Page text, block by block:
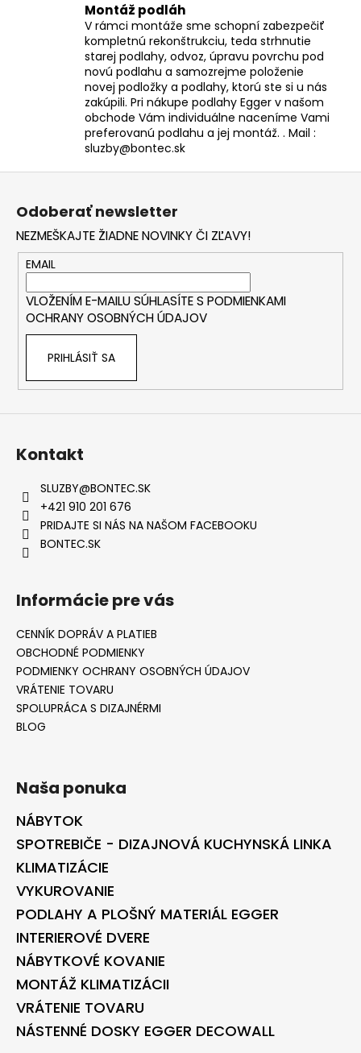
Montáž podláh
V rámci montáže sme schopní zabezpečiť
kompletnú rekonštrukciu, teda strhnutie
starej podlahy, odvoz, úpravu povrchu pod
novú podlahu a samozrejme položenie
novej podložky a podlahy, ktorú ste si u nás
zakúpili. Pri nákupe podlahy Egger v našom
obchode Vám individuálne naceníme Vami
preferovanú podlahu a jej montáž. . Mail :
sluzby@bontec.sk
Z
Odoberať newsletter
NEZMEŠKAJTE ŽIADNE NOVINKY ČI ZĽAVY!
EMAIL
VLOŽENÍM E-MAILU SÚHLASÍTE S PODMIENKAMI
OCHRANY OSOBNÝCH ÚDAJOV
PRIHLÁSIŤ SA
Kontakt
SLUZBY@BONTEC.SK
+421 910 201 676
PRIDAJTE SI NÁS NA NAŠOM FACEBOOKU
BONTEC.SK
Informácie pre vás
CENNÍK DOPRÁV A PLATIEB
OBCHODNÉ PODMIENKY
PODMIENKY OCHRANY OSOBNÝCH ÚDAJOV
VRÁTENIE TOVARU
SPOLUPRÁCA S DIZAJNÉRMI
BLOG
Naša ponuka
NÁBYTOK
SPOTREBIČE - DIZAJNOVÁ KUCHYNSKÁ LINKA
KLIMATIZÁCIE
VYKUROVANIE
PODLAHY A PLOŠNÝ MATERIÁL EGGER
INTERIEROVÉ DVERE
NÁBYTKOVÉ KOVANIE
MONTÁŽ KLIMATIZÁCII
VRÁTENIE TOVARU
NÁSTENNÉ DOSKY EGGER DECOWALL